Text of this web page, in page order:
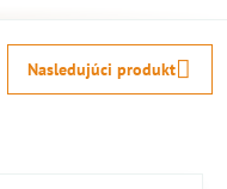
Nasledujúci produkt